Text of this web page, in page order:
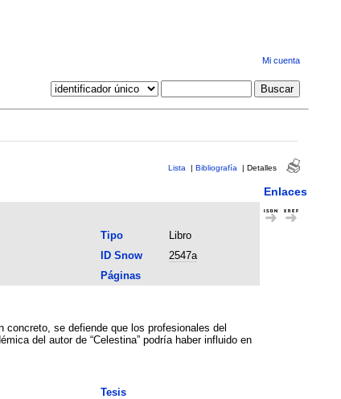
Mi cuenta
Lista | Bibliografía | Detalles
Enlaces
Tipo
Libro
ID Snow
2547a
Páginas
se defiende que los profesionales del
del autor de “Celestina” podría haber influido en
Tesis